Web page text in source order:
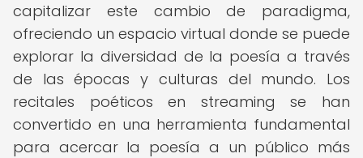
capitalizar este cambio de paradigma,
ofreciendo un espacio virtual donde se puede
explorar la diversidad de la poesía a través
de las épocas y culturas del mundo. Los
recitales poéticos en streaming se han
convertido en una herramienta fundamental
para acercar la poesía a un público más